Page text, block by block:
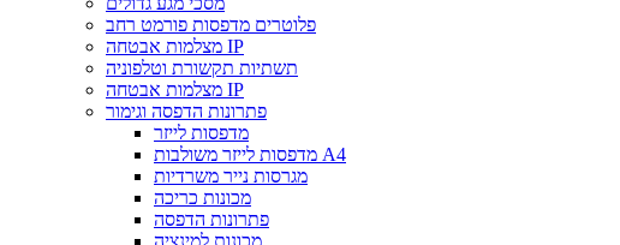
פלוטרים מדפסות פורמט רחב
מצלמות אבטחה IP
תשתיות תקשורת וטלפוניה
מצלמות אבטחה IP
פתרונות הדפסה וגימור
מדפסות לייזר
מדפסות לייזר משולבות A4
מגרסות נייר משרדיות
מכונות כריכה
פתרונות הדפסה
מכונות למינציה